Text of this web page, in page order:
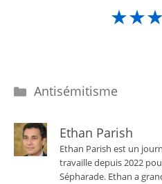
Catégories
Antisémitisme
Ethan Parish
Ethan Parish est un
travaille depuis 2022
Sépharade. Ethan a